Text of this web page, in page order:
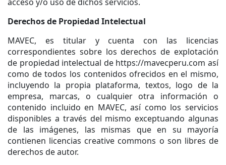
acceso y/o uso de dichos servicios.
Derechos de Propiedad Intelectual
MAVEC, es titular y cuenta con las licencias
correspondientes sobre los derechos de explotación
de propiedad intelectual de https://mavecperu.com así
como de todos los contenidos ofrecidos en el mismo,
incluyendo la propia plataforma, textos, logo de la
empresa, marcas, o cualquier otra información o
contenido incluido en MAVEC, así como los servicios
disponibles a través del mismo exceptuando algunas
de las imágenes, las mismas que en su mayoría
contienen licencias creative commons o son libres de
derechos de autor.